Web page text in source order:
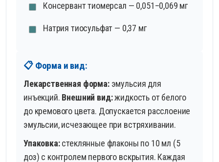
Консервант тиомерсал — 0,051–0,069 мг
Натрия тиосульфат — 0,37 мг
📋 Форма и вид:
Лекарственная форма:эмульсия для
инъекций. Внешний вид:жидкость от белого
до кремового цвета. Допускается расслоение
эмульсии, исчезающее при встряхивании.
Упаковка:стеклянные флаконы по 10 мл (5
доз) с контролем первого вскрытия. Каждая